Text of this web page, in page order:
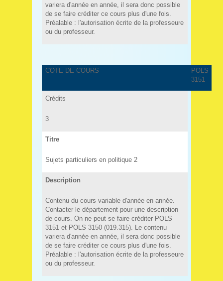
variera d'année en année, il sera donc possible
de se faire créditer ce cours plus d'une fois.
Préalable : l'autorisation écrite de la professeure
ou du professeur.
COTE DE COURS
POLS
3151
Crédits
3
Titre
Sujets particuliers en politique 2
Description
Contenu du cours variable d'année en année.
Contacter le département pour une description
de cours. On ne peut se faire créditer POLS
3151 et POLS 3150 (019.315). Le contenu
variera d'année en année, il sera donc possible
de se faire créditer ce cours plus d'une fois.
Préalable : l'autorisation écrite de la professeure
ou du professeur.